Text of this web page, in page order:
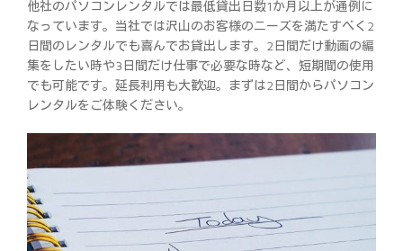
他社のパソコンレンタルでは最低貸出日数1か月以上が通例に
なっています。当社では沢山のお客様のニーズを満たすべく2
日間のレンタルでも喜んでお貸出します。2日間だけ動画の編
集をしたい時や3日間だけ仕事で必要な時など、短期間の使用
でも可能です。延長利用も大歓迎。まずは2日間からパソコン
レンタルをご体験ください。